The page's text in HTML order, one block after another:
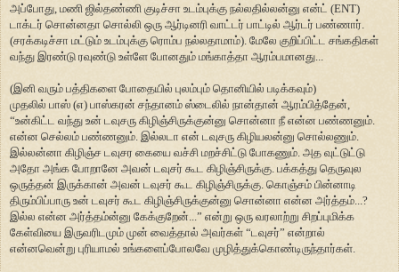
அப்போது, மணி ஜில்தண்ணி குடிச்சா உடம்புக்கு நல்லதில்லன்னு என்ட் (ENT)
டாக்டர் சொன்னதா சொல்லி ஒரு ஆர்டினரி வாட்டர் பாட்டில் ஆர்டர் பண்ணார்.
(சரக்கடிச்சா மட்டும் உடம்புக்கு ரொம்ப நல்லதாமாம்). மேலே குறிப்பிட்ட சங்கதிகள்
வந்து இரண்டு ரவுண்டு உள்ளே போனதும் மங்காத்தா ஆரம்பமானது...
(இனி வரும் பத்திகளை போதையில் புலம்பும் தொனியில் படிக்கவும்)
முதலில் பாஸ் (எ) பாஸ்கரன் சந்தானம் ஸ்டைலில் நான்தான் ஆரம்பித்தேன்,
“உன்கிட்ட வந்து உன் டவுசரு கிழிஞ்சிருக்குன்னு சொன்னா நீ என்ன பண்ணனும்.
என்ன செல்லம் பண்ணனும். இல்லடா என் டவுசரு கிழியலன்னு சொல்லணும்.
இல்லன்னா கிழிஞ்ச டவுசர கையை வச்சி மறச்சிட்டு போகணும். அத வுட்டுட்டு
அதோ அங்க போறானே அவன் டவுசர் கூட கிழிஞ்சிருக்கு. பக்கத்து தெருவுல
ஒருத்தன் இருக்கான் அவன் டவுசர் கூட கிழிஞ்சிருக்கு. கொஞ்சம் பின்னாடி
திரும்பிப்பாரு உன் டவுசர் கூட கிழிஞ்சிருக்குன்னு சொன்னா என்ன அர்த்தம்...?
இல்ல என்ன அர்த்தம்ன்னு கேக்குறேன்...” என்று ஒரு வரலாற்று சிறப்புமிக்க
கேள்வியை இருவரிடமும் முன் வைத்தால் அவர்கள் “டவுசர்” என்றால்
என்னவென்று புரியாமல் உங்களைப்போலவே முழித்துக்கொண்டிருந்தார்கள்.